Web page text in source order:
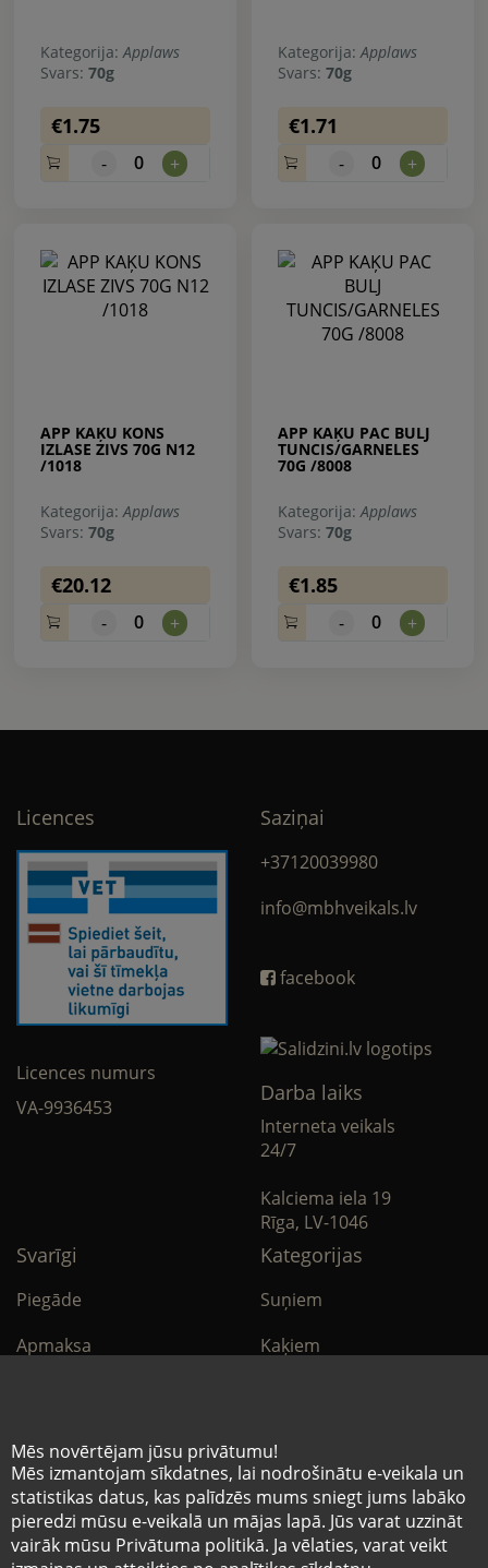
Mēs novērtējam jūsu privātumu!
Mēs izmantojam sīkdatnes, lai nodrošinātu e-veikala un
statistikas datus, kas palīdzēs mums sniegt jums labāko
pieredzi mūsu e-veikalā un mājas lapā. Jūs varat uzzināt
vairāk mūsu Privātuma politikā. Ja vēlaties, varat veikt
Kategorija: Applaws
Svars: 70g
€1.75
- 0 +
Kategorija: Applaws
Svars: 70g
€1.71
- 0 +
APP KAĶU KONS
IZLASE ZIVS 70G N12
/1018
Kategorija: Applaws
Svars: 70g
€20.12
- 0 +
APP KAĶU PAC BULJ
TUNCIS/GARNELES
70G /8008
Kategorija: Applaws
Svars: 70g
€1.85
- 0 +
Licences
Licences numurs
VA-9936453
Saziņai
+37120039980
info@mbhveikals.lv
facebook
Darba laiks
Interneta veikals
24/7
Kalciema iela 19
Rīga, LV-1046
Svarīgi
Piegāde
Apmaksa
Sīkdatņu noteikumi
Kategorijas
Suņiem
Kaķiem
© Mazo brāļu hospitālis 2026